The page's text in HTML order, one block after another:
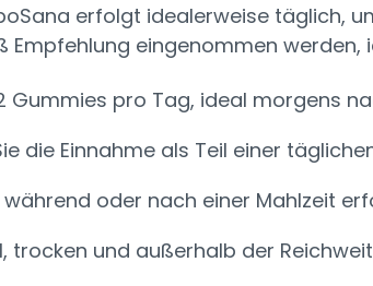
erfolgt idealerweise täglich,
eingenommen werden,
Gummies pro Tag, ideal morgens
die Einnahme als Teil einer
während oder nach einer Mahlzeit
trocken und außerhalb der